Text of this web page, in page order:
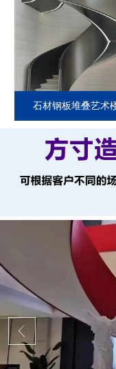
石材钢板堆叠艺术